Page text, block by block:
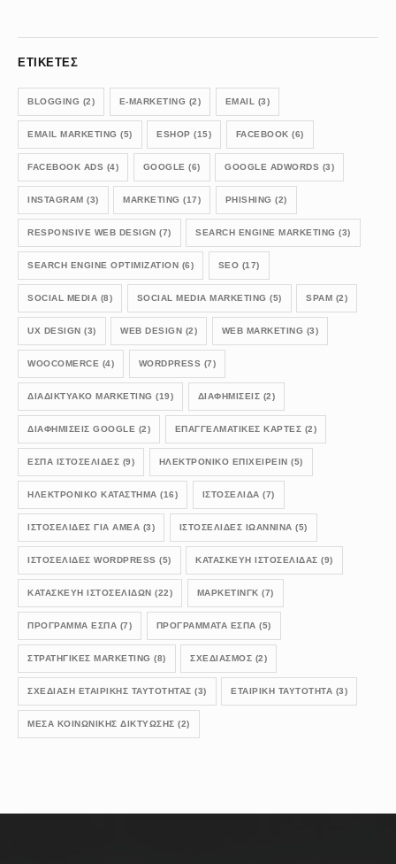
ΕΤΙΚΈΤΕΣ
BLOGGING (2) E-MARKETING (2) EMAIL (3)
EMAIL MARKETING (5) ESHOP (15) FACEBOOK (6)
FACEBOOK ADS (4) GOOGLE (6) GOOGLE ADWORDS (3)
INSTAGRAM (3) MARKETING (17) PHISHING (2)
RESPONSIVE WEB DESIGN (7) SEARCH ENGINE MARKETING (3)
SEARCH ENGINE OPTIMIZATION (6) SEO (17)
SOCIAL MEDIA (8) SOCIAL MEDIA MARKETING (5) SPAM (2)
UX DESIGN (3) WEB DESIGN (2) WEB MARKETING (3)
WOOCOMERCE (4) WORDPRESS (7)
ΔΙΑΔΙΚΤΥΑΚΟ MARKETING (19) ΔΙΑΦΗΜΙΣΕΙΣ (2)
ΔΙΑΦΗΜΙΣΕΙΣ GOOGLE (2) ΕΠΑΓΓΕΛΜΑΤΙΚΕΣ ΚΑΡΤΕΣ (2)
ΕΣΠΑ ΙΣΤΟΣΕΛΙΔΕΣ (9) ΗΛΕΚΤΡΟΝΙΚΟ ΕΠΙΧΕΙΡΕΙΝ (5)
ΗΛΕΚΤΡΟΝΙΚΟ ΚΑΤΑΣΤΗΜΑ (16) ΙΣΤΟΣΕΛΙΔΑ (7)
ΙΣΤΟΣΕΛΙΔΕΣ ΓΙΑ ΑΜΕΑ (3) ΙΣΤΟΣΕΛΙΔΕΣ ΙΩΑΝΝΙΝΑ (5)
ΙΣΤΟΣΕΛΊΔΕΣ WORDPRESS (5) ΚΑΤΑΣΚΕΥΗ ΙΣΤΟΣΕΛΙΔΑΣ (9)
ΚΑΤΑΣΚΕΥΗ ΙΣΤΟΣΕΛΙΔΩΝ (22) ΜΑΡΚΕΤΙΝΓΚ (7)
ΠΡΟΓΡΑΜΜΑ ΕΣΠΑ (7) ΠΡΟΓΡΑΜΜΑΤΑ ΕΣΠΑ (5)
ΣΤΡΑΤΗΓΙΚΕΣ MARKETING (8) ΣΧΕΔΙΑΣΜΟΣ (2)
ΣΧΕΔΊΑΣΗ ΕΤΑΙΡΙΚΉΣ ΤΑΥΤΌΤΗΤΑΣ (3) ΕΤΑΙΡΙΚΉ ΤΑΥΤΌΤΗΤΑ (3)
ΜΈΣΑ ΚΟΙΝΩΝΙΚΉΣ ΔΙΚΤΎΩΣΗΣ (2)